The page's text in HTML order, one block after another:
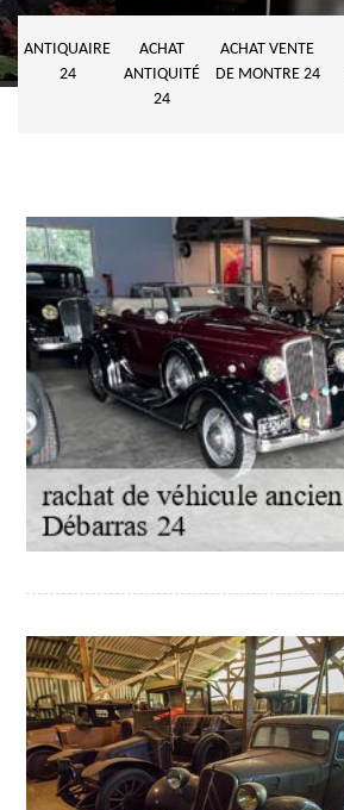
ANTIQUAIRE
24
ACHAT
ANTIQUITÉ
24
ACHAT VENTE
DE MONTRE 24